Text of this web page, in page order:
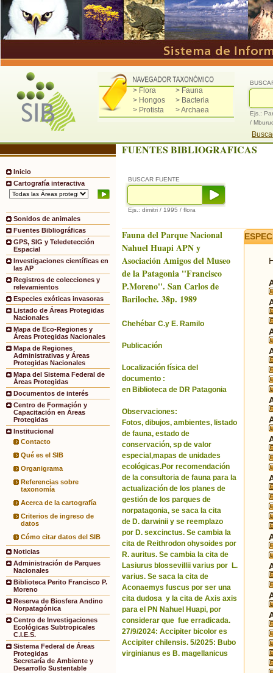
> Flora
> Fauna
> Hongos
> Bacteria
> Protista
> Archaea
Ejs.:
/
Inicio
Cartografía interactiva
Sonidos de animales
Fuentes Bibliográficas
GPS, SIG y Teledetección
Espacial
Investigaciones científicas en
las AP
Registros de colecciones y
relevamientos
Especies exóticas invasoras
Listado de Áreas Protegidas
Nacionales
Mapa de Eco-Regiones y
Áreas Protegidas Nacionales
Mapa de Regiones
Administrativas y Áreas
Protegidas Nacionales
Mapa del Sistema Federal de
Áreas Protegidas
Documentos de interés
Centro de Formación y
Capacitación en Áreas
Protegidas
Institucional
Contacto
Qué es el SIB
Organigrama
Referencias sobre
taxonomía
Acerca de la cartografía
Criterios de ingreso de
datos
Cómo citar datos del SIB
Noticias
Administración de Parques
Nacionales
Biblioteca Perito Francisco P.
Moreno
Reserva de Biosfera Andino
Norpatagónica
Centro de Investigaciones
Ecológicas Subtropicales
C.I.E.S.
Sistema Federal de Áreas
Protegidas
Secretaría de Ambiente y
Desarrollo Sustentable
FUENTES BIBLIOGRAFICAS
BUSCAR FUENTE
Ejs.: dimitri / 1995 / flora
Fauna del Parque Nacional
Nahuel Huapi APN y
Asociación Amigos del Museo
de la Patagonia ''Francisco
P.Moreno''. San Carlos de
Bariloche. 38p. 1989
Chehébar C.y E. Ramilo
Publicación
Localización física del
documento :
en Biblioteca de DR Patagonia
Observaciones:
Fotos, dibujos, ambientes, listado
de fauna, estado de
conservación, sp de valor
especial,mapas de unidades
ecológicas.Por recomendación
de la consultoria de fauna para la
actualización de los planes de
gestión de los parques de
norpatagonia, se saca la cita
de D. darwinii y se reemplazo
por D. sexcinctus. Se cambia la
cita de Reithrodon ohysoides por
R. auritus. Se cambia la cita de
Lasiurus blossevillii varius por L.
varius. Se saca la cita de
Aconaemys fuscus por ser una
cita dudosa y la cita de Axis axis
para el PN Nahuel Huapi, por
considerar que fue erradicada.
27/9/2024: Accipiter bicolor es
Accipiter chilensis. 5/2025: Bubo
virginianus es B. magellanicus